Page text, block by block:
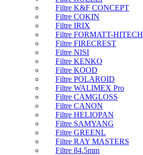
Filtre K&F CONCEPT
Filtre COKIN
Filtre IRIX
Filtre FORMATT-HITECH
Filtre FIRECREST
Filtre NISI
Filtre KENKO
Filtre KOOD
Filtre POLAROID
Filtre WALIMEX Pro
Filtre CAMGLOSS
Filtre CANON
Filtre HELIOPAN
Filtre SAMYANG
Filtre GREENL
Filtre RAY MASTERS
Filtre 84.5mm